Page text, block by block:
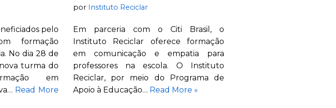
pelo
formação
No dia 28 de
turma do
em
Read More
por Instituto Reciclar
Em parceria com o Citi Brasil, o
Instituto Reciclar oferece formação
em comunicação e empatia para
professores na escola. O Instituto
Reciclar, por meio do Programa de
Apoio à Educação… Read More »